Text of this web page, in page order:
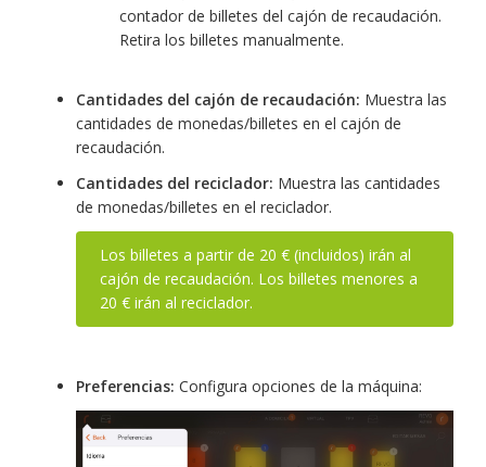
contador de billetes del cajón de recaudación.
Retira los billetes manualmente.
Cantidades del cajón de recaudación: Muestra las
cantidades de monedas/billetes en el cajón de
recaudación.
Cantidades del reciclador: Muestra las cantidades
de monedas/billetes en el reciclador.
Los billetes a partir de 20 € (incluidos) irán al
cajón de recaudación. Los billetes menores a
20 € irán al reciclador.
Preferencias: Configura opciones de la máquina: